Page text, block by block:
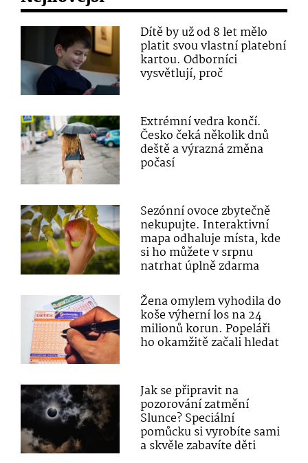
Dítě by už od 8 let mělo
platit svou vlastní platební
kartou. Odborníci
vysvětlují, proč
Extrémní vedra končí.
Česko čeká několik dnů
deště a výrazná změna
počasí
Sezónní ovoce zbytečně
nekupujte. Interaktivní
mapa odhaluje místa, kde
si ho můžete v srpnu
natrhat úplně zdarma
Žena omylem vyhodila do
koše výherní los na 24
milionů korun. Popeláři
ho okamžitě začali hledat
Jak se připravit na
pozorování zatmění
Slunce? Speciální
pomůcku si vyrobíte sami
a skvěle zabavíte děti